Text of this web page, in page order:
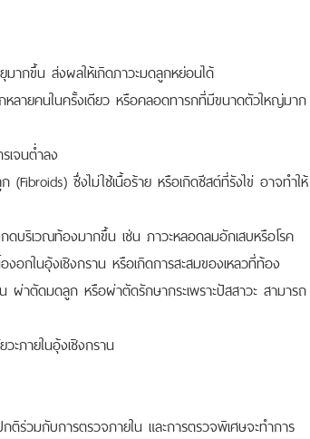
มากขึ้น ส่งผลให้เกิดภาวะมดลูกหย่อนได้
ายคนในครั้งเดียว หรือคลอดทารกที่มีขนาดตัวใหญ่มาก
เจนต่ำลง
ซึ่งไม่ใช้เนื้อร้าย หรือเกิดซีสต์ที่รังไข่ อาจทำให้
ริเวณท้องมากขึ้น เช่น ภาวะหลอดลมอักเสบหรือโรค
อกในอุ้งเชิงกราน หรือเกิดการสะสมของเหลวที่ท้อง
ผ่าตัดมดลูก หรือผ่าตัดรักษากระเพราะปัสสาวะ สามารถ
ภายในอุ้งเชิงกราน
ร่วมกับการตรวจภายใน และการตรวจพิเศษจะทำการ